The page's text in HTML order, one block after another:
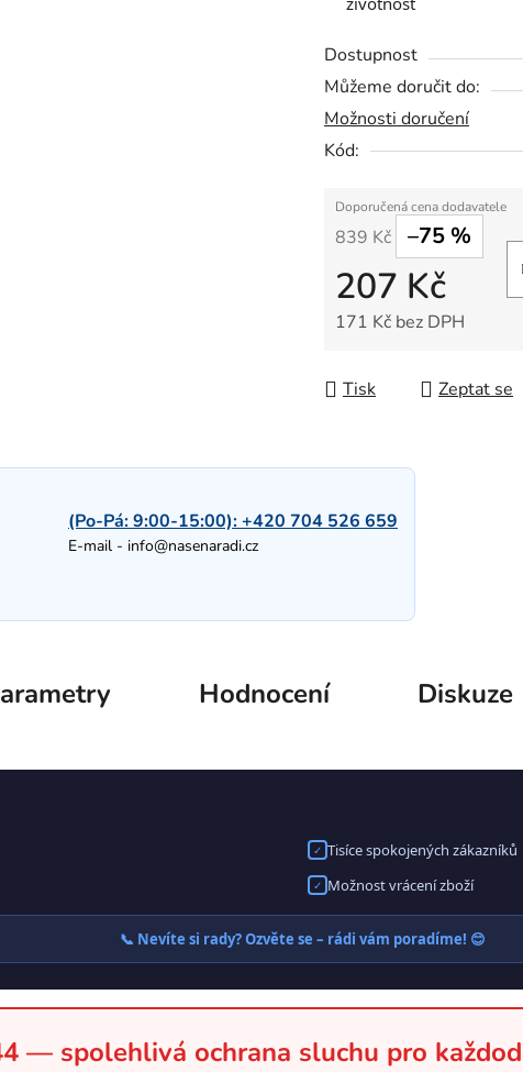
Dostupnost
Můžeme doručit do:
Možnosti doručení
Kód:
839 Kč –75 %
207 Kč
171 Kč bez DPH
Tisk Zeptat se
(Po-Pá: 9:00-15:00):+420 704 526 659
E-mail - info@nasenaradi.cz
Hodnocení Diskuze
✓ Tisíce spokojených zákazníků
✓ Možnost vrácení zboží
📞 Nevíte si rady? Ozvěte se – rádi vám poradíme! 😊
— spolehlivá ochrana sluchu pro